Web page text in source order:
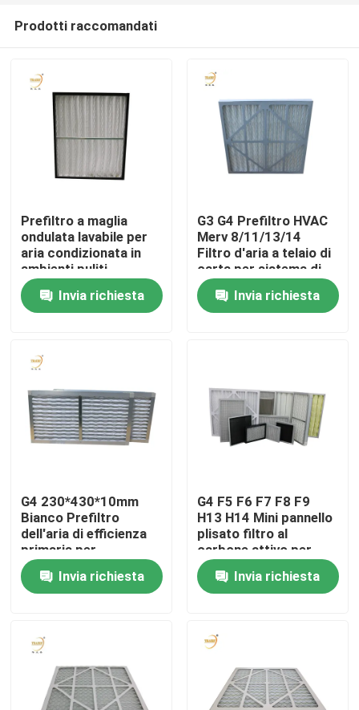
Casa
Prodotti
Circa noi
Giro della fabbrica
Controllo di qualità
Richieda una citazione
Pre filtro dell'aria
Unità di FFU
Prodotti raccomandati
Prefiltro a maglia
ondulata lavabile per
aria condizionata in
ambienti puliti
Invia richiesta
G3 G4 Prefiltro HVAC
Merv 8/11/13/14
Filtro d'aria a telaio di
carta per sistema di
condizionamento
d'aria Invia richiesta
G4 230*430*10mm
Bianco Prefiltro
dell'aria di efficienza
primaria per
condizionatore d'aria
Invia richiesta
G4 F5 F6 F7 F8 F9
H13 H14 Mini pannello
plisato filtro al
carbone attivo per
aria condizionata
domesticaInvia richiesta